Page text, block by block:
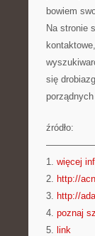
bowiem
Na stronie
się
źródło:
1. więcej
2. http://
3. http://
4. poznaj
5. link